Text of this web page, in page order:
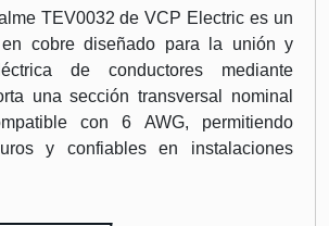
TEV0032 de VCP Electric es un
cobre diseñado para la unión y
de conductores mediante
una sección transversal nominal
con 6 AWG, permitiendo
y confiables en instalaciones